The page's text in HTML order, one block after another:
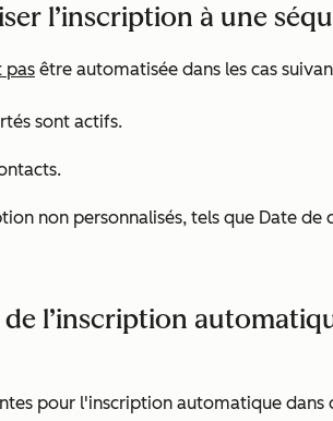
l’inscription à une
pas être automatisée dans les cas
sont actifs.
non personnalisés, tels que Date de
l’inscription
pour l'inscription automatique dans